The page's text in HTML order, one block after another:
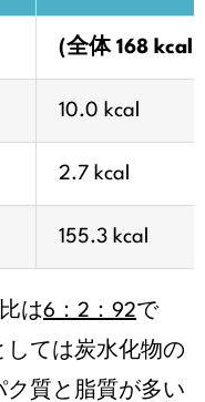
(全体 168 kcal)
10.0 kcal
2.7 kcal
155.3 kcal
は6：2：92で
ては炭水化物の
質と脂質が多い